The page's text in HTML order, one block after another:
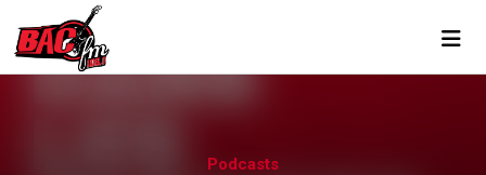
Podcasts